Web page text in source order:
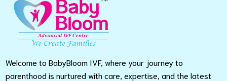
Welcome to BabyBloom IVF, where your journey to
parenthood is nurtured with care, expertise, and the latest